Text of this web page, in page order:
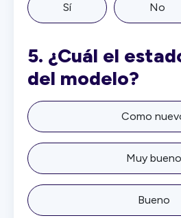
Sí No
5. ¿Cuál el
del modelo?
Como
Muy bueno
Bueno